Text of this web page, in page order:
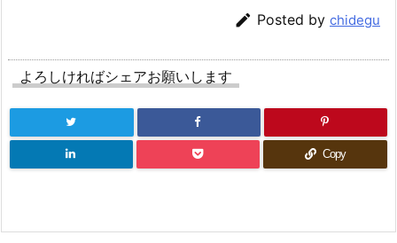
 Posted by chidegu
よろしければシェアお願いします
Copy